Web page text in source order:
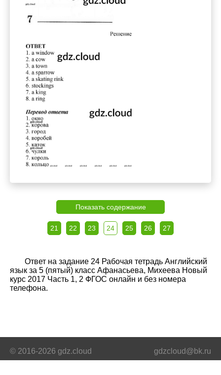
Показать содержание
21 22 23 24 25 26 27
Ответ на задание 24 Рабочая тетрадь Английский
язык за 5 (пятый) класс Афанасьева, Михеева Новый
курс 2017 Часть 1, 2 ФГОС онлайн и без номера
телефона.
© 2016-2026 gdz.cloud gdzcloud@bk.ru